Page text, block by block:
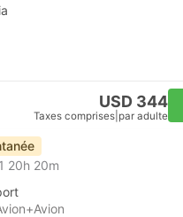
USD 344
Taxes comprises par adulte
20h 20m